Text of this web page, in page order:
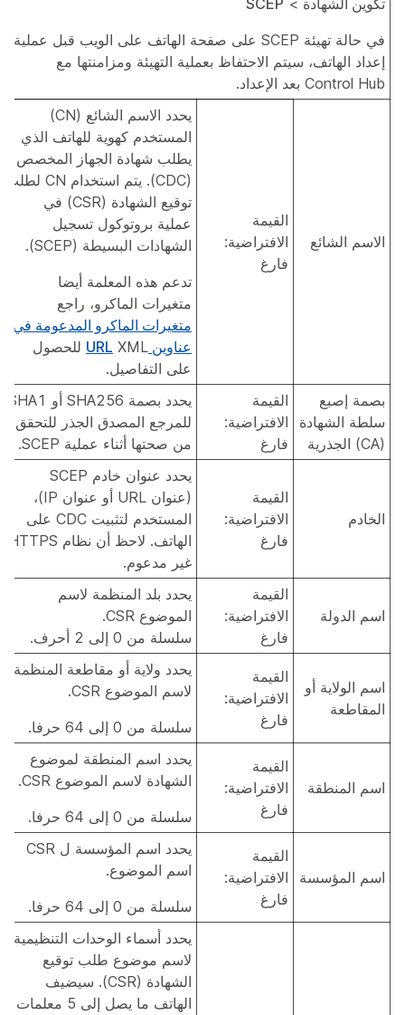
تكوين الشهادة >
SCEP
في حالة تهيئة SCEP على صفحة الهاتف على الويب قبل عملية
إعداد الهاتف، سيتم الاحتفاظ بعملية التهيئة ومزامنتها مع
Control Hub بعد الإعداد.
الاسم الشائع
القيمة
الافتراضية:
فارغ
يحدد الاسم الشائع (CN)
المستخدم كهوية للهاتف الذي
يطلب شهادة الجهاز المخصص
(CDC). يتم استخدام CN لطلب
توقيع الشهادة (CSR) في
عملية بروتوكول تسجيل
الشهادات البسيطة (SCEP).
تدعم هذه المعلمة أيضا
متغيرات الماكرو، راجع
متغيرات الماكرو المدعومة في
عناوين URL
XML للحصول
على التفاصيل.
بصمة إصبع
سلطة الشهادة
(CA) الجذرية
القيمة
الافتراضية:
فارغ
يحدد بصمة SHA256 أو SHA1
للمرجع المصدق الجذر للتحقق
من صحتها أثناء عملية SCEP.
الخادم
القيمة
الافتراضية:
فارغ
يحدد عنوان خادم SCEP
(عنوان URL أو عنوان IP)،
المستخدم لتثبيت CDC على
الهاتف. لاحظ أن نظام HTTPS
غير مدعوم.
اسم الدولة
القيمة
الافتراضية:
فارغ
يحدد بلد المنظمة لاسم
الموضوع CSR.
سلسلة من 0 إلى 2 أحرف.
اسم الولاية أو
المقاطعة
القيمة
الافتراضية:
فارغ
يحدد ولاية أو مقاطعة المنظمة
لاسم الموضوع CSR.
سلسلة من 0 إلى 64 حرفا.
اسم المنطقة
القيمة
الافتراضية:
فارغ
يحدد اسم المنطقة لموضوع
الشهادة لاسم الموضوع CSR.
سلسلة من 0 إلى 64 حرفا.
اسم المؤسسة
القيمة
الافتراضية:
فارغ
يحدد اسم المؤسسة ل CSR
اسم الموضوع.
سلسلة من 0 إلى 64 حرفا.
يحدد أسماء الوحدات التنظيمية
لاسم موضوع طلب توقيع
الشهادة (CSR). سيضيف
الهاتف ما يصل إلى 5 معلمات